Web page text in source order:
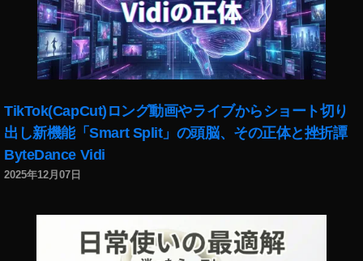
TikTok(CapCut)ロング動画やライブからショート切り
出し新機能「Smart Split」の頭脳、その正体と挫折譚
ByteDance Vidi
2025年12月07日